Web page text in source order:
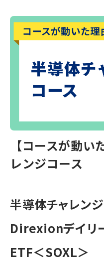
【コースが動
レンジコース
半導体チャレン
Direxionデイリ
ETF＜SOXL＞